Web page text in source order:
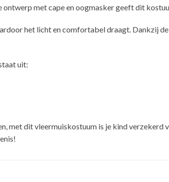
met cape en oogmasker geeft dit
het licht en comfortabel draagt. Dankzij
uit:
met dit vleermuiskostuum is je kind verzekerd